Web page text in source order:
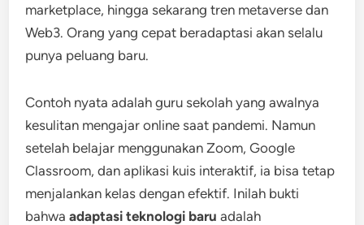
marketplace, hingga sekarang tren metaverse dan
Web3. Orang yang cepat beradaptasi akan selalu
punya peluang baru.
Contoh nyata adalah guru sekolah yang awalnya
kesulitan mengajar online saat pandemi. Namun
setelah belajar menggunakan Zoom, Google
Classroom, dan aplikasi kuis interaktif, ia bisa tetap
menjalankan kelas dengan efektif. Inilah bukti
bahwaadaptasi teknologi baru adalah